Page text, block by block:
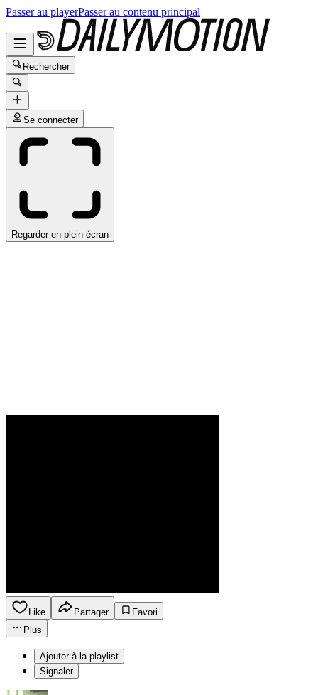
Passer au playerPasser au contenu principal
Rechercher
Se connecter
Regarder en plein écran
Like Partager
Favori
Plus
Ajouter à la playlist
Signaler